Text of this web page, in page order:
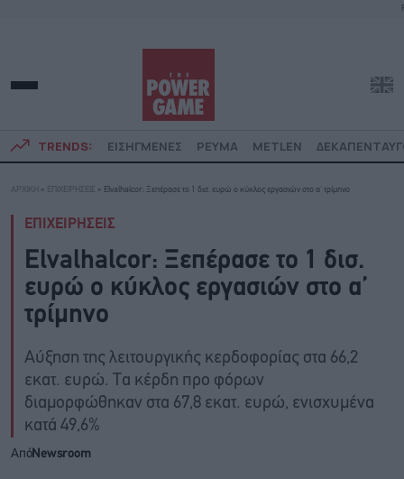
TRENDS: ΕΙΣΗΓΜΕΝΕΣ ΡΕΥΜΑ METLEN
ΑΡΧΙΚΗ » ΕΠΙΧΕΙΡΗΣΕΙΣ » Elvalhalcor: Ξεπέρασε το 1 δισ. ευρώ ο κύκλος εργασιών στο α’ τρίμηνο
ΕΠΙΧΕΙΡΗΣΕΙΣ
Elvalhalcor: Ξεπέρασε το 1 δισ.
ευρώ ο κύκλος εργασιών στο α’
τρίμηνο
Αύξηση της λειτουργικής κερδοφορίας στα 66,2
εκατ. ευρώ. Τα κέρδη προ φόρων
διαμορφώθηκαν στα 67,8 εκατ. ευρώ, ενισχυμένα
κατά 49,6%
ΑπόNewsroom